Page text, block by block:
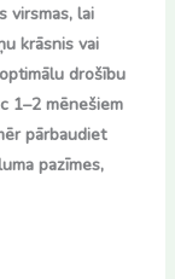
virsmas, lai
krāsnis vai
drošību
1–2 mēnešiem
pārbaudiet
pazīmes,